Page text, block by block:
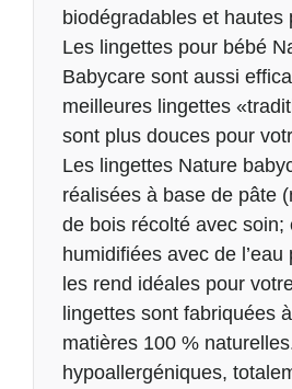
biodégradables et hautes
Les lingettes pour bébé
Babycare sont aussi
meilleures lingettes
sont plus douces pour
Les lingettes Nature
réalisées à base de pâte
de bois récolté avec soin;
humidifiées avec de l’eau
les rend idéales pour
lingettes sont fabriquées
matières 100 %
hypoallergéniques,